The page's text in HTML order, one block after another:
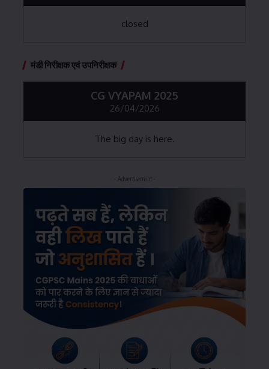
closed
मंडी निरीक्षक एवं उपनिरीक्षक
CG VYAPAM 2025
26/04/2026
The big day is here.
- Advertisement -